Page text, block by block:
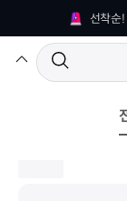
선착순